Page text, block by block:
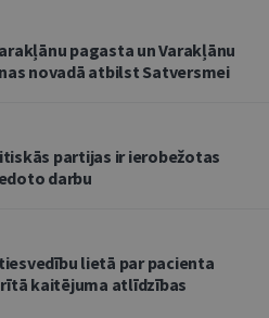
pagasta un Varakļānu
novadā atbilst Satversmei
partijas ir ierobežotas
darbu
lietā par pacienta
kaitējuma atlīdzības